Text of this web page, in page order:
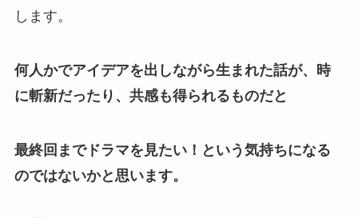
します。
何人かでアイデアを出しながら生まれた話が、時
に斬新だったり、共感も得られるものだと
最終回までドラマを見たい！という気持ちになる
のではないかと思います。